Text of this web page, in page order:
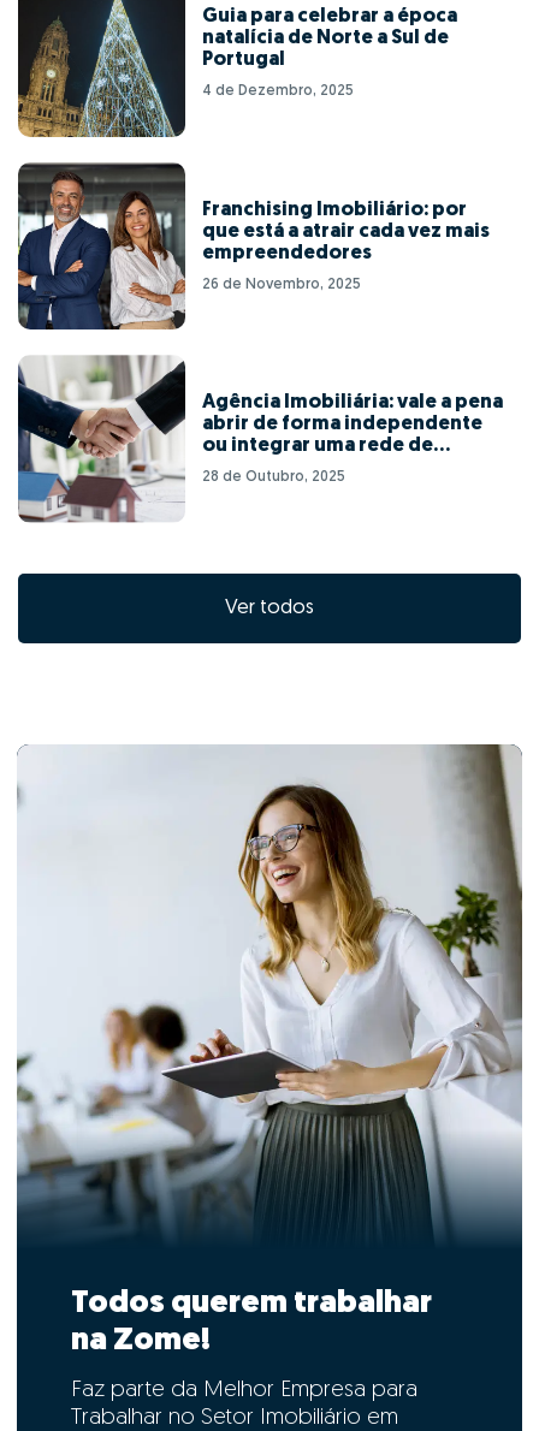
Guia para celebrar a época
natalícia de Norte a Sul de
Portugal
4 de Dezembro, 2025
Franchising Imobiliário: por
que está a atrair cada vez mais
empreendedores
26 de Novembro, 2025
Agência Imobiliária: vale a pena
abrir de forma independente
ou integrar uma rede de
franchising?
28 de Outubro, 2025
Ver todos
Todos querem trabalhar
na Zome!
Faz parte da Melhor Empresa para
Trabalhar no Setor Imobiliário em